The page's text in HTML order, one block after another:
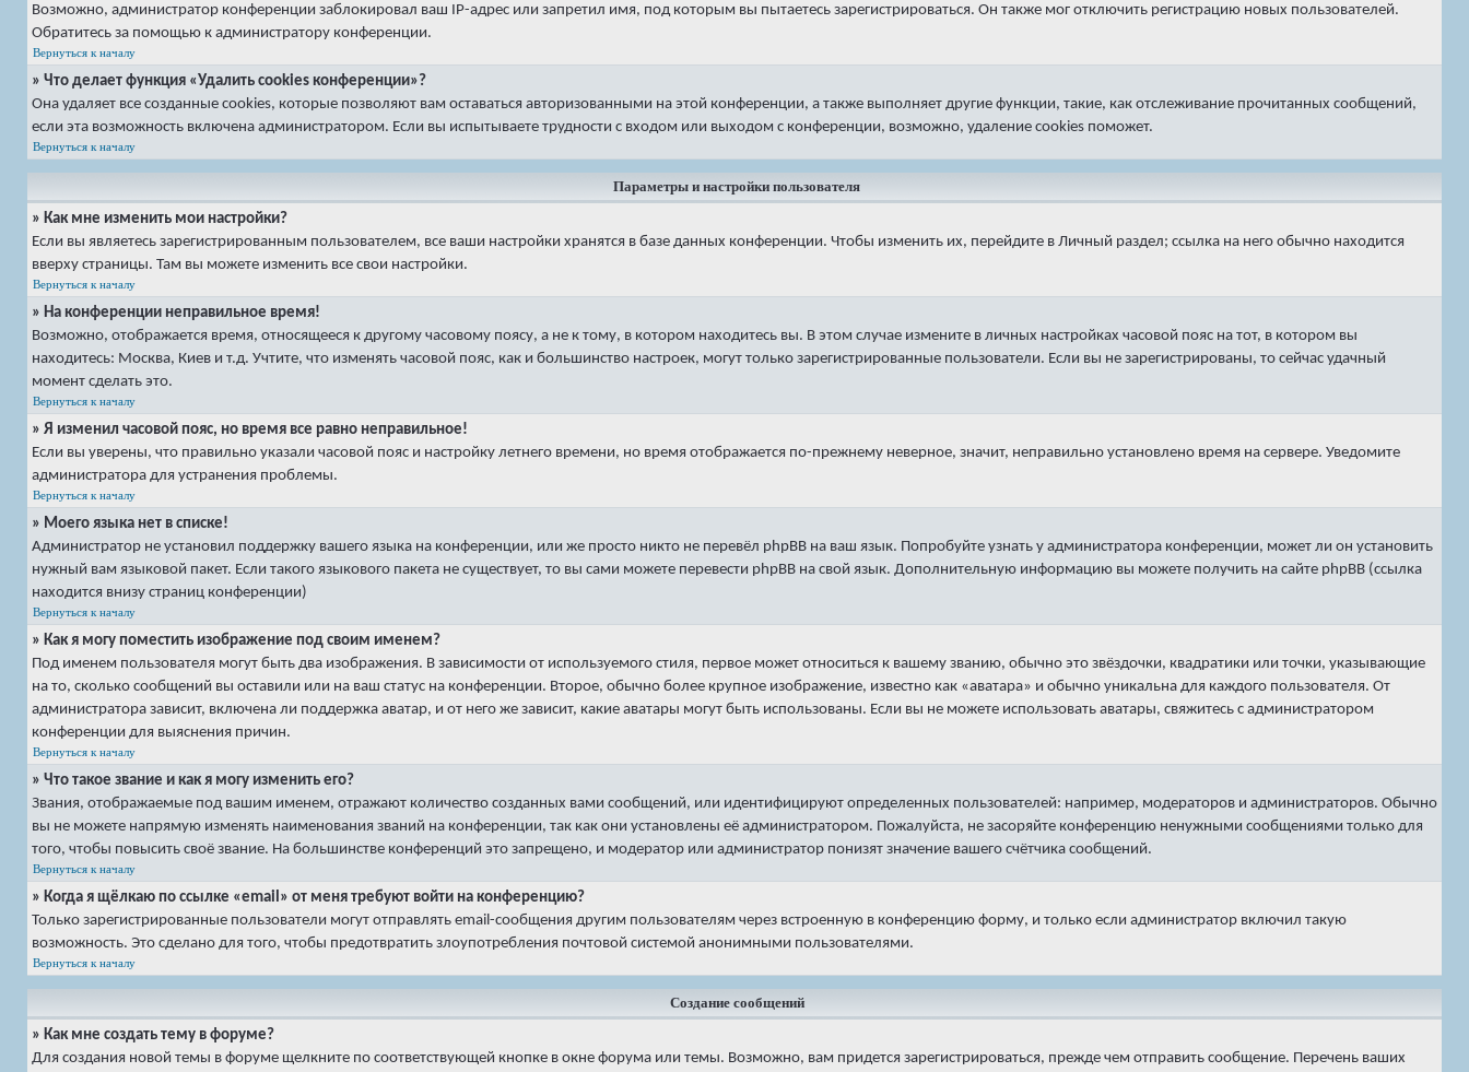
Возможно, администратор конференции заблокировал ваш IP-адрес или запретил имя, под которым вы пытаетесь зарегистрироваться. Он также мог отключить регистрацию новых пользователей.
Обратитесь за помощью к администратору конференции.
Вернуться к началу
» Что делает функция «Удалить cookies конференции»?
Она удаляет все созданные cookies, которые позволяют вам оставаться авторизованными на этой конференции, а также выполняет другие функции, такие, как отслеживание прочитанных сообщений,
если эта возможность включена администратором. Если вы испытываете трудности с входом или выходом с конференции, возможно, удаление cookies поможет.
Вернуться к началу
Параметры и настройки пользователя
» Как мне изменить мои настройки?
Если вы являетесь зарегистрированным пользователем, все ваши настройки хранятся в базе данных конференции. Чтобы изменить их, перейдите вЛичный раздел; ссылка на него обычно находится
вверху страницы. Там вы можете изменить все свои настройки.
Вернуться к началу
» На конференции неправильное время!
Возможно, отображается время, относящееся к другому часовому поясу, а не к тому, в котором находитесь вы. В этом случае измените в личных настройках часовой пояс на тот, в котором вы
находитесь: Москва, Киев и т.д. Учтите, что изменять часовой пояс, как и большинство настроек, могут только зарегистрированные пользователи. Если вы не зарегистрированы, то сейчас удачный
момент сделать это.
Вернуться к началу
» Я изменил часовой пояс, но время все равно неправильное!
Если вы уверены, что правильно указали часовой пояс и настройку летнего времени, но время отображается по-прежнему неверное, значит, неправильно установлено время на сервере. Уведомите
администратора для устранения проблемы.
Вернуться к началу
» Моего языка нет в списке!
Администратор не установил поддержку вашего языка на конференции, или же просто никто не перевёл phpBB на ваш язык. Попробуйте узнать у администратора конференции, может ли он установить
нужный вам языковой пакет. Если такого языкового пакета не существует, то вы сами можете перевести phpBB на свой язык. Дополнительную информацию вы можете получить на сайте phpBB (ссылка
находится внизу страниц конференции)
Вернуться к началу
» Как я могу поместить изображение под своим именем?
Под именем пользователя могут быть два изображения. В зависимости от используемого стиля, первое может относиться к вашему званию, обычно это звёздочки, квадратики или точки, указывающие
на то, сколько сообщений вы оставили или на ваш статус на конференции. Второе, обычно более крупное изображение, известно как «аватара» и обычно уникальна для каждого пользователя. От
администратора зависит, включена ли поддержка аватар, и от него же зависит, какие аватары могут быть использованы. Если вы не можете использовать аватары, свяжитесь с администратором
конференции для выяснения причин.
Вернуться к началу
» Что такое звание и как я могу изменить его?
Звания, отображаемые под вашим именем, отражают количество созданных вами сообщений, или идентифицируют определенных пользователей: например, модераторов и администраторов. Обычно
вы не можете напрямую изменять наименования званий на конференции, так как они установлены её администратором. Пожалуйста, не засоряйте конференцию ненужными сообщениями только для
того, чтобы повысить своё звание. На большинстве конференций это запрещено, и модератор или администратор понизят значение вашего счётчика сообщений.
Вернуться к началу
» Когда я щёлкаю по ссылке «email» от меня требуют войти на конференцию?
Только зарегистрированные пользователи могут отправлять email-сообщения другим пользователям через встроенную в конференцию форму, и только если администратор включил такую
возможность. Это сделано для того, чтобы предотвратить злоупотребления почтовой системой анонимными пользователями.
Вернуться к началу
Создание сообщений
» Как мне создать тему в форуме?
Для создания новой темы в форуме щелкните по соответствующей кнопке в окне форума или темы. Возможно, вам придется зарегистрироваться, прежде чем отправить сообщение. Перечень ваших